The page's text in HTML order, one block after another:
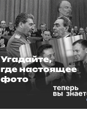
Угадайте,
где настоящее
фото